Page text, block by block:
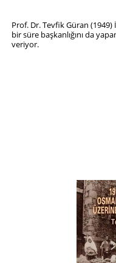
Prof. Dr. Tevfik Güran
bir süre başkanlığını da
veriyor.